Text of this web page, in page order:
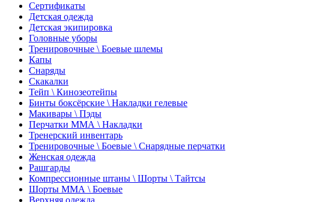
Сертификаты
Детская одежда
Детская экипировка
Головные уборы
Тренировочные \ Боевые шлемы
Капы
Снаряды
Скакалки
Тейп \ Кинозеотейпы
Бинты боксёрские \ Накладки гелевые
Макивары \ Пэды
Перчатки ММА \ Накладки
Тренерский инвентарь
Тренировочные \ Боевые \ Снарядные перчатки
Женская одежда
Рашгарды
Компрессионные штаны \ Шорты \ Тайтсы
Шорты ММА \ Боевые
Верхняя одежда